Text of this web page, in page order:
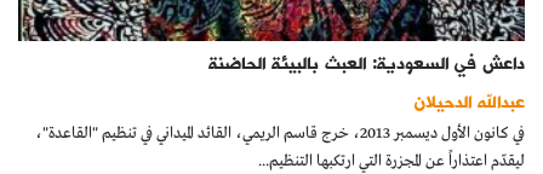
داعش في السعودية: العبث بالبيئة الحاضنة
عبدالله الدحيلان
في كانون الأول ديسمبر 2013، خرج قاسم الريمي، القائد الميداني في تنظيم "القاعدة"،
ليقدّم اعتذاراً عن المجزرة التي ارتكبها التنظيم...